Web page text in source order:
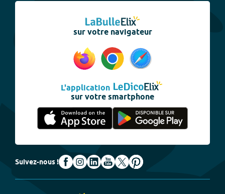
sur votre navigateur
L'application
sur votre smartphone
Suivez-nous !